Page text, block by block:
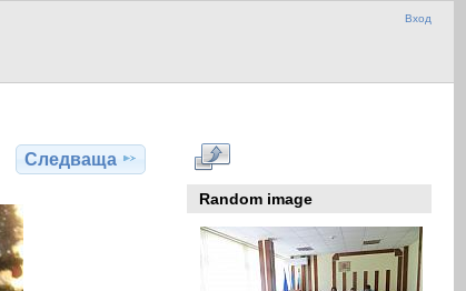
Вход
Следваща
Random image